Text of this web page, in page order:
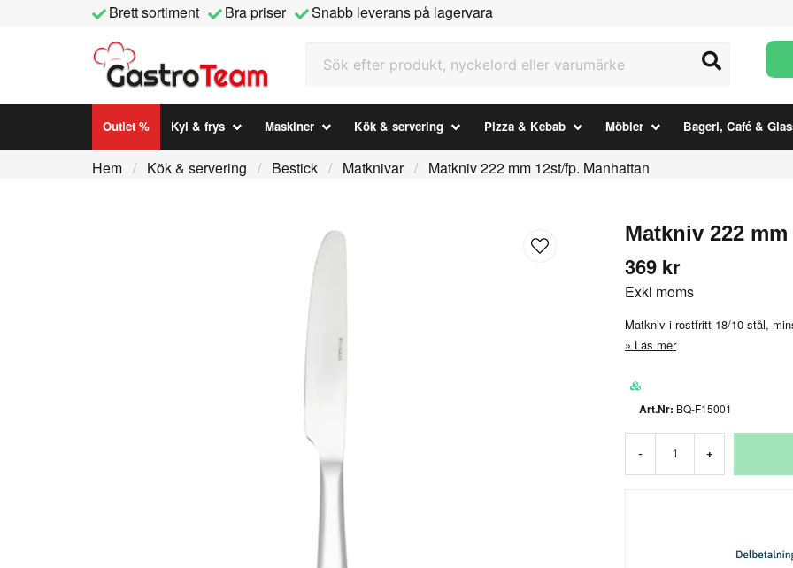
Brett sortiment Bra priser
Snabb leverans på lagervara
Outlet % Kyl & frys Maskiner Kök & servering Pizza & Kebab Möbler Bageri, Café &
Hem Kök & servering Bestick Matknivar Matkniv 222 mm 12st/fp. Manhattan
Matkniv 222
369 kr
Exkl moms
Matkniv i rostfritt 18/10-stål,
Läs mer
BQ-F15001
- +